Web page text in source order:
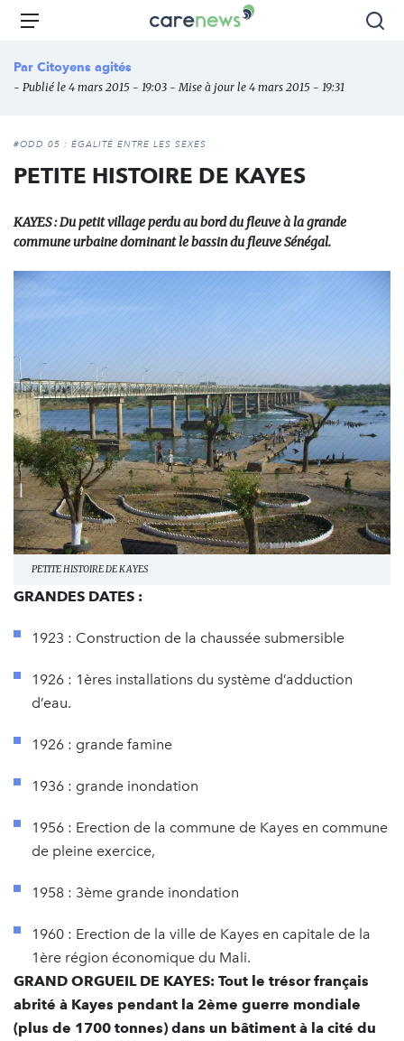
Aller
principal
Carenews,
des
l'engagement
Menu
Par Citoyens agités
- Publié le 4 mars 2015 - 19:03 - Mise à jour le 4 mars 2015 - 19:31
#ODD 05 : ÉGALITÉ ENTRE LES SEXES
PETITE HISTOIRE DE KAYES
KAYES : Du petit village perdu au bord du fleuve à la grande
commune urbaine dominant le bassin du fleuve Sénégal.
PETITE HISTOIRE DE KAYES
GRANDES DATES :
1923 : Construction de la chaussée submersible
1926 : 1ères installations du système d’adduction
d’eau.
1926 : grande famine
1936 : grande inondation
1956 : Erection de la commune de Kayes en commune
de pleine exercice,
1958 : 3ème grande inondation
1960 : Erection de la ville de Kayes en capitale de la
1ère région économique du Mali.
GRAND ORGUEIL DE KAYES: Tout le trésor français
abrité à Kayes pendant la 2ème guerre mondiale
(plus de 1700 tonnes) dans un bâtiment à la cité du